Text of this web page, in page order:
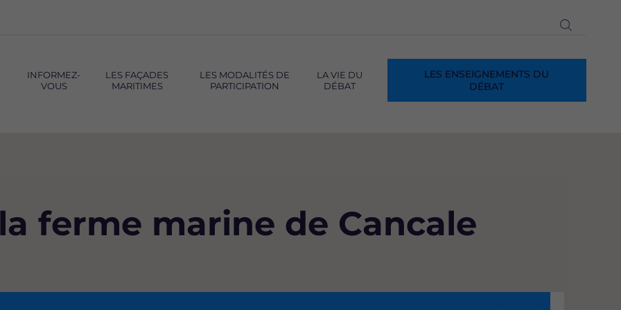
INFORMEZ-
VOUS
LES FAÇADES
MARITIMES
LES MODALITÉS DE
PARTICIPATION
LA VIE DU
DÉBAT
LES ENSEIGNEMENTS DU
DÉBAT
ferme marine de Cancale